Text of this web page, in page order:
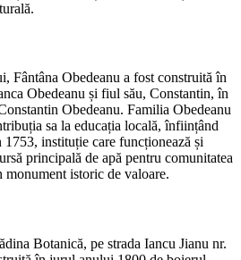
Fântâna Obedeanu a fost construită în
Obedeanu și fiul său, Constantin, în
Obedeanu. Familia Obedeanu
sa la educația locală, înființând
instituție care funcționează și
principală de apă pentru comunitatea
monument istoric de valoare.
Botanică, pe strada Iancu Jianu nr.